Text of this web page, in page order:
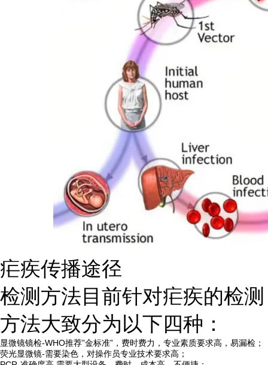
疟疾传播途径
检测方法目前针对疟疾的检测
方法大致分为以下四种：
显微镜镜检-WHO推荐”金标准”，费时费力，专业素质要求高，易漏检；
荧光显微镜-需要染色，对操作员专业技术要求高；